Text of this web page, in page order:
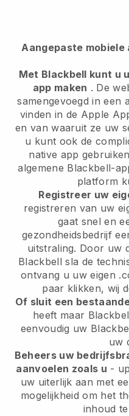
Aangepaste mobiele
Met Blackbell kunt u
app maken . De
samengevoegd in een
vinden in de Apple
en van waaruit ze uw
u kunt ook de
native app
algemene Blackbell-
platform
Registreer uw
registreren van uw
gaat snel en
gezondheidsbedrijf
uitstraling. Door uw
Blackbell sla de
ontvang u uw eigen
paar klikken, wij
Of sluit een
heeft maar
eenvoudig uw
uw
Beheers uw
aanvoelen zoals u -
uw uiterlijk aan met
mogelijkheid om het
inhoud